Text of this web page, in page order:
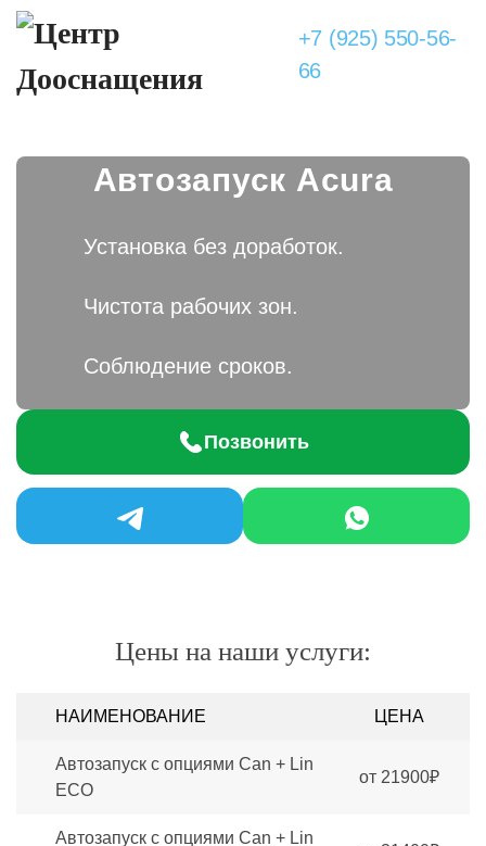
+7 (925) 550-56-
66
Автозапуск Acura
Установка без доработок.
Чистота рабочих зон.
Соблюдение сроков.
Позвонить
Цены на наши услуги:
НАИМЕНОВАНИЕ ЦЕНА
Автозапуск с опциями Can + Lin
ECO
от 21900₽
Автозапуск с опциями Can + Lin